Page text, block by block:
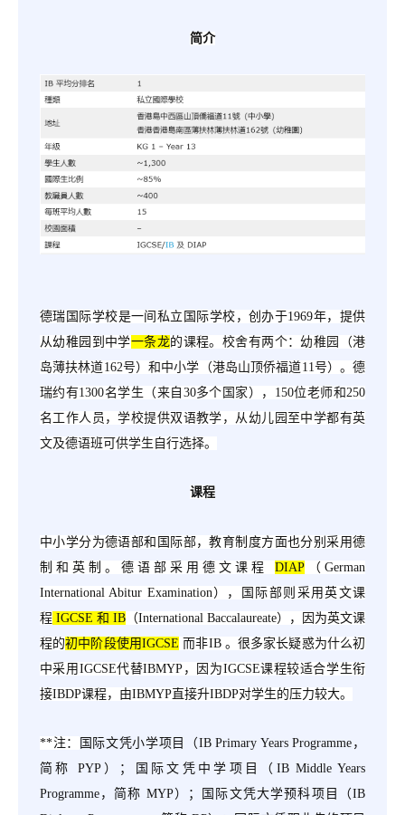
简介
德瑞国际学校是一间私立国际学校，创办于1969年，提供
从幼稚园到中学一条龙的课程。 校舍有两个： 幼稚园（港
岛薄扶林道162号）和中小学（港岛山顶侨福道11号）。德
瑞约有1300名学生（来自30多个国家），150位老师和250
名工作人员，学校提供双语教学，从幼儿园至中学都有英
文及德语班可供学生自行选择。
课程
中小学分为德语部和国际部，教育制度方面也分别采用德
制和英制。德语部采用德文课程
DIAP （German
International Abitur Examination），国际部则采用英文课
程 IGCSE 和 IB（International Baccalaureate），因为英文课
程的初中阶段使用IGCSE 而非IB 。很多家长疑惑为什么初
中采用IGCSE代替IBMYP，因为IGCSE课程较适合学生衔
接IBDP课程，由IBMYP直接升IBDP对学生的压力较大。
**注： 国际文凭小学项目（IB Primary Years Programme，
简称 PYP）；
国际文凭中学项目（ IB Middle Years
Programme，简称 MYP）；国际文凭大学预科项目（IB